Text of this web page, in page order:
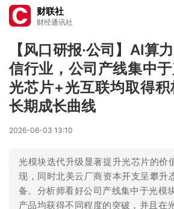
财联社
财经通讯社
【风口研报·公司】AI算
信行业，公司产线集中于
光芯片+光互联均取得
长期成长曲线
2026-06-03 13:10
光模块迭代升级显著提升光芯片的价
现，同时北美云厂商资本开支呈攀升
备。分析师看好公司产线集中于光模
产品均获得不同程度的突破，并且在